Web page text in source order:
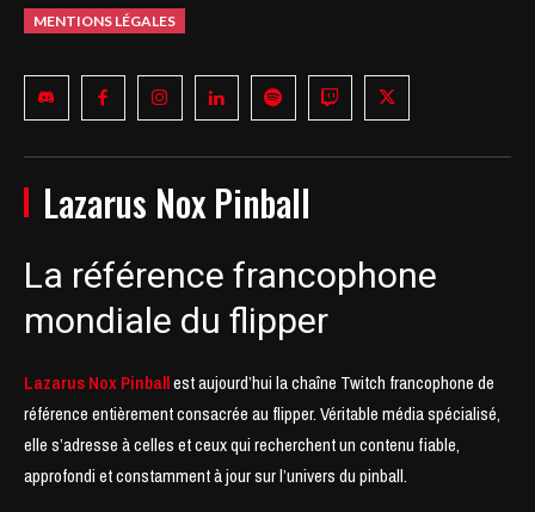
MENTIONS LÉGALES
Lazarus Nox Pinball
La référence francophone
mondiale du flipper
Lazarus Nox Pinballest aujourd’hui la chaîne Twitch francophone de
référence entièrement consacrée au flipper. Véritable média spécialisé,
elle s’adresse à celles et ceux qui recherchent un contenu fiable,
approfondi et constamment à jour sur l’univers du pinball.